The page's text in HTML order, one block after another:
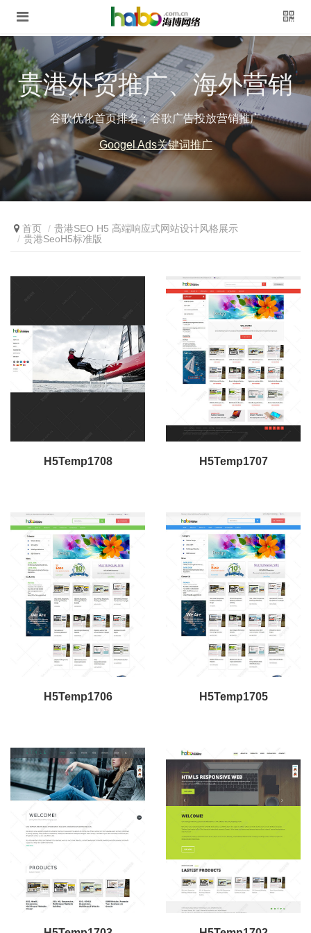
贵港外贸推广、海外营销
谷歌优化首页排名；谷歌广告投放营销推广
Googel Ads关键词推广
首页
贵港SEO H5 高端响应式网站设计风格展示
贵港SeoH5标准版
H5Temp1708 H5Temp1707
H5Temp1706 H5Temp1705